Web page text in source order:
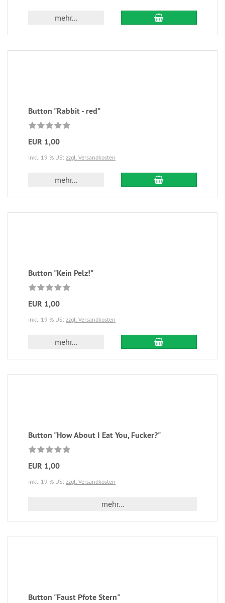
mehr...
Button "Rabbit - red"
EUR 1,00
inkl. 19 % USt zzgl. Versandkosten
mehr...
Button "Kein Pelz!"
EUR 1,00
inkl. 19 % USt zzgl. Versandkosten
mehr...
Button "How About I Eat You, Fucker?"
EUR 1,00
inkl. 19 % USt zzgl. Versandkosten
mehr...
Button "Faust Pfote Stern"